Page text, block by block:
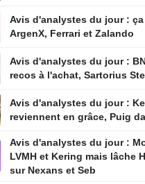
Avis d'analystes du jour :
ArgenX, Ferrari et Zalando
Avis d'analystes du jour :
recos à l'achat, Sartorius
Avis d'analystes du jour :
reviennent en grâce, Puig
Avis d'analystes du jour :
LVMH et Kering mais lâche
sur Nexans et Seb